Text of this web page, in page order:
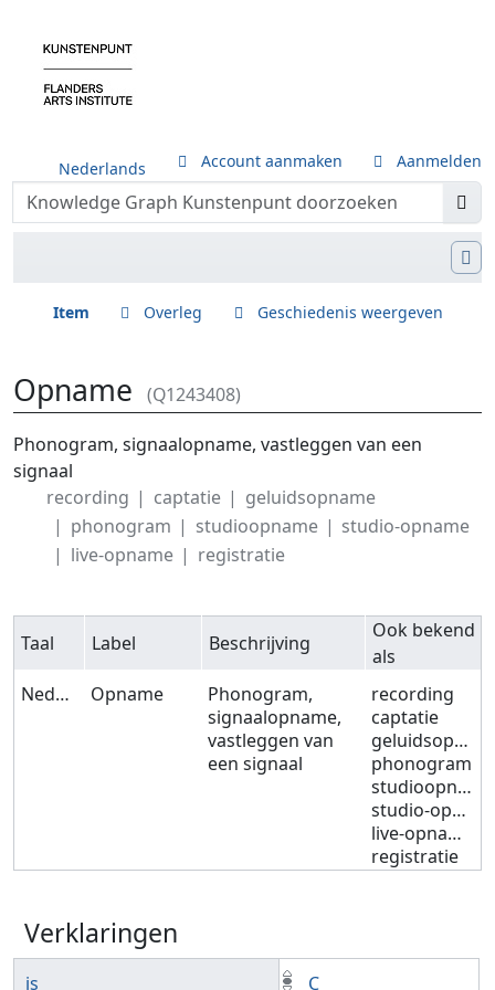
Nederlands Account aanmaken Aanmelden
Item Overleg Geschiedenis weergeven
Opname (Q1243408)
Ga naar:navigatie,zoeken
Phonogram, signaalopname, vastleggen van een
signaal
recording
captatie
geluidsopname
phonogram
studioopname
studio-opname
live-opname
registratie
Taal Label Beschrijving
Ook bekend
als
Nederlands
Opname
Phonogram,
signaalopname,
vastleggen van
een signaal
recording
captatie
geluidsopname
phonogram
studioopname
studio-opname
live-opname
registratie
Verklaringen
is
C